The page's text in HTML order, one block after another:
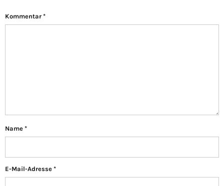
Kommentar *
Name *
E-Mail-Adresse *